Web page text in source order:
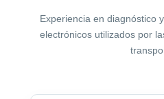
Experiencia en diagnóstico
electrónicos utilizados por